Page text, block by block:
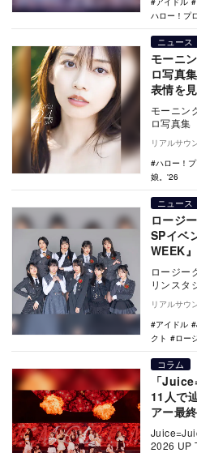
ハロー！プ
ニュース
モーニ
ロ写真
表情を
モーニン
ロ写真集
電子書
リアルサウ
ハロー！
娘。'26
ニュース
ロージ
SPイベ
WEEK
も
ロージー
リンスタ
リーン
の試合に…
リアルサウ
アイドル
クト
ロー
コラム
「
11人で
アー最
未来
2026 UP